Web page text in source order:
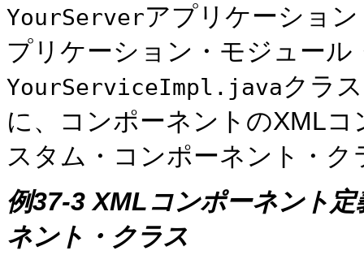
YourServerアプリケーショ
プリケーション・モジュー
YourServiceImpl.javaクラ
に、コンポーネントのXML
スタム・コンポーネント・
例37-3XMLコンポーネント
ネント・クラス